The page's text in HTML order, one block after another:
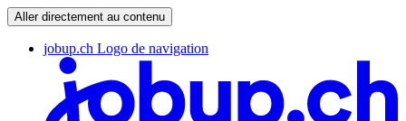
Aller directement au contenu
jobup.ch Logo de navigation